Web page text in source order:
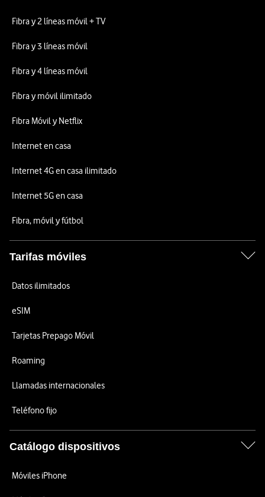
Fibra y 2 líneas móvil + TV
Fibra y 3 líneas móvil
Fibra y 4 líneas móvil
Fibra y móvil ilimitado
Fibra Móvil y Netflix
Internet en casa
Internet 4G en casa ilimitado
Internet 5G en casa
Fibra, móvil y fútbol
Tarifas móviles
Datos ilimitados
eSIM
Tarjetas Prepago Móvil
Roaming
Llamadas internacionales
Teléfono fijo
Catálogo dispositivos
Móviles iPhone